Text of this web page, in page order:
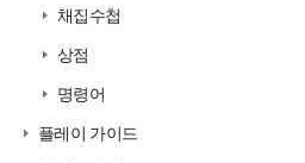
채집수첩
상점
명령어
플레이 가이드